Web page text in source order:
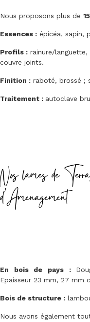
Nous proposons plus de
Essences : épicéa, sapin,
Profils : rainure/
couvre joints.
Finition : raboté, brossé ;
Traitement : autoclave
Nos lames de
d'Amenagement
En bois de pays :
Epaisseur 23 mm, 27 mm
Bois de structure :
Nous avons également